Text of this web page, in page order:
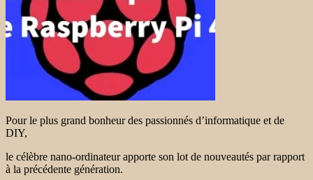
Pour le plus grand bonheur des passionnés d’informatique et de
DIY,
le célèbre nano-ordinateur apporte son lot de nouveautés par rapport
à la précédente génération.